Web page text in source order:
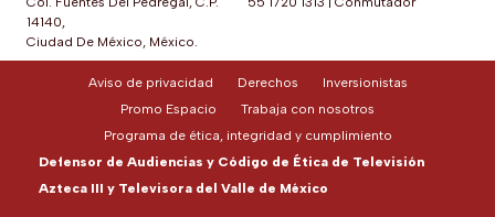
14140,
Ciudad De México, México.
Aviso de privacidad Derechos
Inversionistas
Promo Espacio
Trabaja con nosotros
Programa de ética, integridad y cumplimiento
Defensor de Audiencias y Código de Ética de Televisión
Azteca III y Televisora del Valle de México